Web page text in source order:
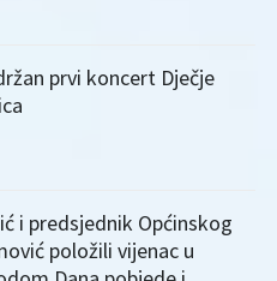
prvi koncert Dječje
i predsjednik Općinskog
položili vijenac u